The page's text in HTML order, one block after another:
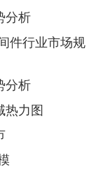
分析
件行业市场规
分析
热力图